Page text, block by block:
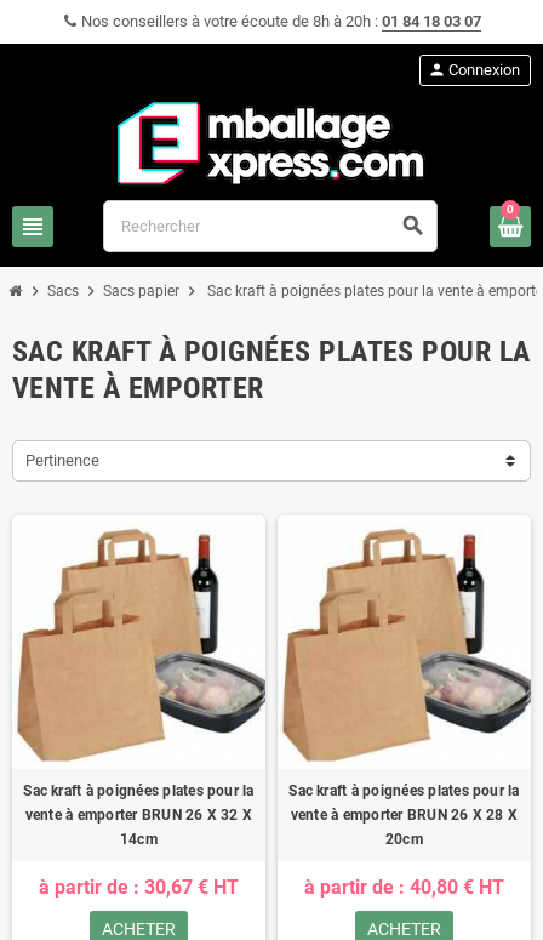
Nos conseillers à votre écoute de 8h à 20h : 01 84 18 03 07
view_headline search
person Connexion
0
chevron_right Sacs chevron_right Sacs papier chevron_right Sac kraft à poignées plates pour la vente à
SAC KRAFT À POIGNÉES PLATES POUR LA
VENTE À EMPORTER
Pertinence
Sac kraft à poignées plates pour la
vente à emporter BRUN 26 X 32 X
14cm
à partir de : 30,67 € HT
ACHETER
Sac kraft à poignées plates pour la
vente à emporter BRUN 26 X 28 X
20cm
à partir de : 40,80 € HT
ACHETER